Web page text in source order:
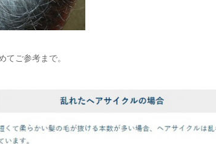
てご参考まで。